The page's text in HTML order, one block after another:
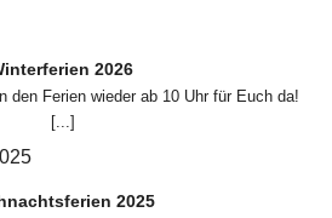
2026
den Ferien wieder ab 10 Uhr für Euch da!
[...]
2025